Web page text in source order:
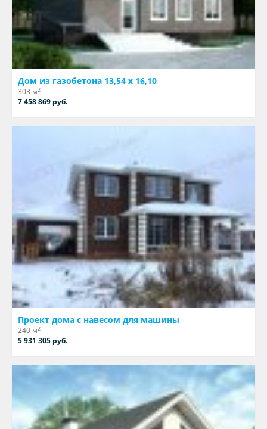
Дом из газобетона 13,54 х 16,10
303 м2
7 458 869 руб.
Проект дома с навесом для машины
240 м2
5 931 305 руб.